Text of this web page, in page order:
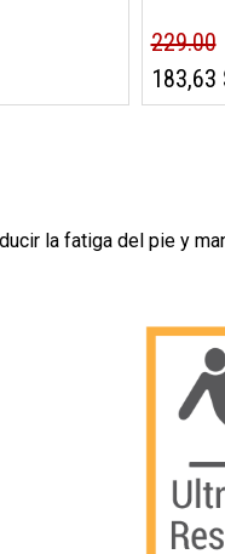
229.00
183,63
la fatiga del pie y